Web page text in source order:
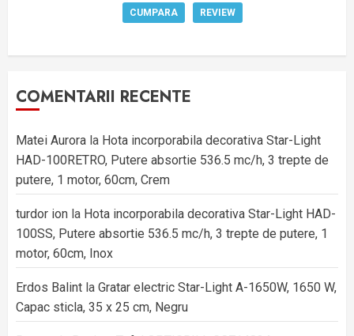
CUMPARA REVIEW
COMENTARII RECENTE
Matei Aurora la Hota incorporabila decorativa Star-Light
HAD-100RETRO, Putere absortie 536.5 mc/h, 3 trepte de
putere, 1 motor, 60cm, Crem
turdor ion la Hota incorporabila decorativa Star-Light HAD-
100SS, Putere absortie 536.5 mc/h, 3 trepte de putere, 1
motor, 60cm, Inox
Erdos Balint la Gratar electric Star-Light A-1650W, 1650 W,
Capac sticla, 35 x 25 cm, Negru